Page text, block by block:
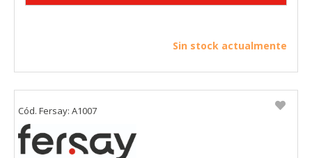
Sin stock actualmente
Cód. Fersay: A1007